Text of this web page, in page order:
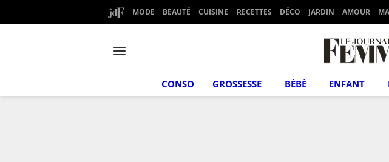
MODE BEAUTÉ CUISINE RECETTES DÉCO JARDIN AMOUR
CONSO GROSSESSE BÉBÉ ENFANT